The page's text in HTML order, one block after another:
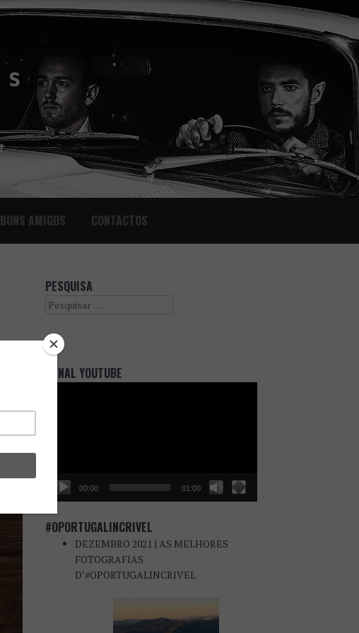
BONS AMIGOS CONTACTOS
PESQUISA
Search
CANAL YOUTUBE
00:00 01:00
#OPORTUGALINCRIVEL
DEZEMBRO 2021 | AS MELHORES
FOTOGRAFIAS
D’#OPORTUGALINCRIVEL